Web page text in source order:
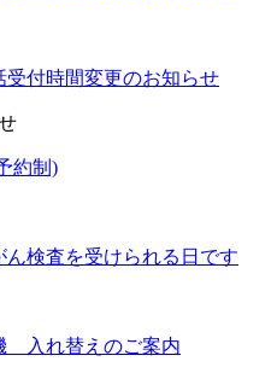
付時間変更のお知らせ
約制)
ん検査を受けられる日です
入れ替えのご案内